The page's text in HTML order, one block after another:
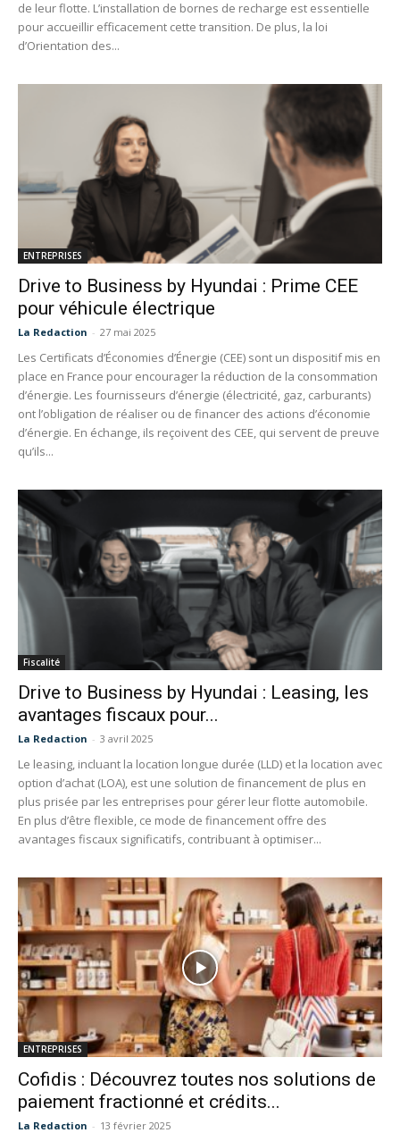
de leur flotte. L’installation de bornes de recharge est essentielle
pour accueillir efficacement cette transition. De plus, la loi
d’Orientation des...
ENTREPRISES
Drive to Business by Hyundai : Prime CEE
pour véhicule électrique
La Redaction - 27 mai 2025
Les Certificats d’Économies d’Énergie (CEE) sont un dispositif mis en
place en France pour encourager la réduction de la consommation
d’énergie. Les fournisseurs d’énergie (électricité, gaz, carburants)
ont l’obligation de réaliser ou de financer des actions d’économie
d’énergie. En échange, ils reçoivent des CEE, qui servent de preuve
qu’ils...
Fiscalité
Drive to Business by Hyundai : Leasing, les
avantages fiscaux pour...
La Redaction - 3 avril 2025
Le leasing, incluant la location longue durée (LLD) et la location avec
option d’achat (LOA), est une solution de financement de plus en
plus prisée par les entreprises pour gérer leur flotte automobile.
En plus d’être flexible, ce mode de financement offre des
avantages fiscaux significatifs, contribuant à optimiser...
ENTREPRISES
Cofidis : Découvrez toutes nos solutions de
paiement fractionné et crédits...
La Redaction - 13 février 2025